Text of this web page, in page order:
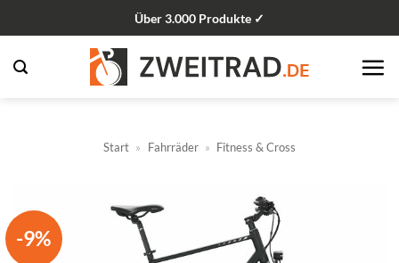
Inhalt
springen
Über 3.000 Produkte ✓
Start » Fahrräder » Fitness & Cross
-9%